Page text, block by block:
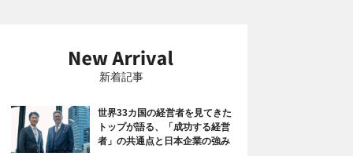
新着記事
世界33カ国の経営者を見てきた
トップが語る、「成功する経営
者」の共通点と日本企業の強み